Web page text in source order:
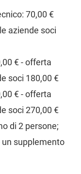
70,00 €
aziende soci
€ - offerta
soci 180,00 €
€ - offerta
soci 270,00 €
di 2 persone;
un supplemento